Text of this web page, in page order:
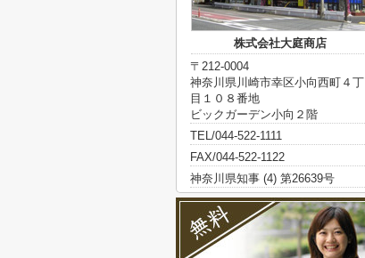
株式会社大庭商店
〒212-0004
神奈川県川崎市幸区小向西町４丁
目１０８番地
ビックガーデン小向２階
TEL/044-522-1111
FAX/044-522-1122
神奈川県知事 (4) 第26639号